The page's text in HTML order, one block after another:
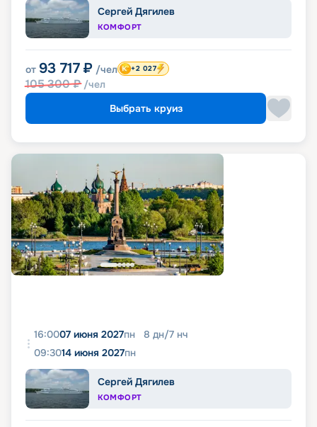
Сергей Дягилев
КОМФОРТ
от 93 717 ₽ /чел
105 300₽ /чел
+2 027
Выбрать круиз
16:0007 июня 2027пн 8 дн/7 нч
09:3014 июня 2027пн
Сергей Дягилев
КОМФОРТ